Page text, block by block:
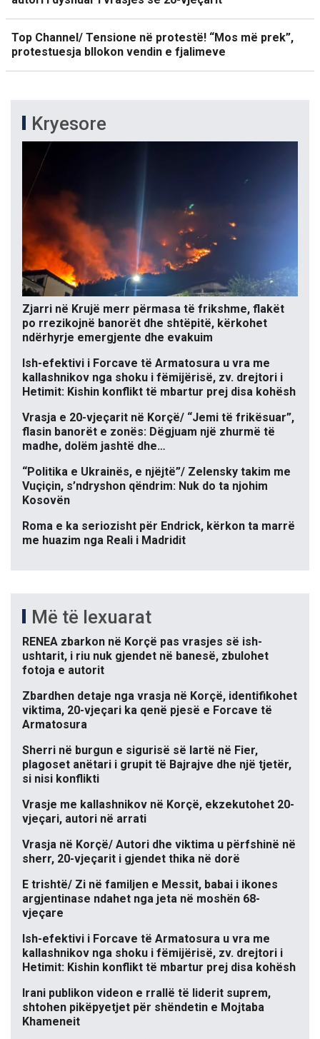
Top Channel/ Tensione në protestë! “Mos më prek”,
protestuesja bllokon vendin e fjalimeve
Kryesore
Zjarri në Krujë merr përmasa të frikshme, flakët
po rrezikojnë banorët dhe shtëpitë, kërkohet
ndërhyrje emergjente dhe evakuim
Ish-efektivi i Forcave të Armatosura u vra me
kallashnikov nga shoku i fëmijërisë, zv. drejtori i
Hetimit: Kishin konflikt të mbartur prej disa kohësh
Vrasja e 20-vjeçarit në Korçë/ “Jemi të frikësuar”,
flasin banorët e zonës: Dëgjuam një zhurmë të
madhe, dolëm jashtë dhe…
“Politika e Ukrainës, e njëjtë”/ Zelensky takim me
Vuçiçin, s’ndryshon qëndrim: Nuk do ta njohim
Kosovën
Roma e ka seriozisht për Endrick, kërkon ta marrë
me huazim nga Reali i Madridit
Më të lexuarat
RENEA zbarkon në Korçë pas vrasjes së ish-
ushtarit, i riu nuk gjendet në banesë, zbulohet
fotoja e autorit
Zbardhen detaje nga vrasja në Korçë, identifikohet
viktima, 20-vjeçari ka qenë pjesë e Forcave të
Armatosura
Sherri në burgun e sigurisë së lartë në Fier,
plagoset anëtari i grupit të Bajrajve dhe një tjetër,
si nisi konflikti
Vrasje me kallashnikov në Korçë, ekzekutohet 20-
vjeçari, autori në arrati
Vrasja në Korçë/ Autori dhe viktima u përfshinë në
sherr, 20-vjeçarit i gjendet thika në dorë
E trishtë/ Zi në familjen e Messit, babai i ikones
argjentinase ndahet nga jeta në moshën 68-
vjeçare
Ish-efektivi i Forcave të Armatosura u vra me
kallashnikov nga shoku i fëmijërisë, zv. drejtori i
Hetimit: Kishin konflikt të mbartur prej disa kohësh
Irani publikon videon e rrallë të liderit suprem,
shtohen pikëpyetjet për shëndetin e Mojtaba
Khameneit